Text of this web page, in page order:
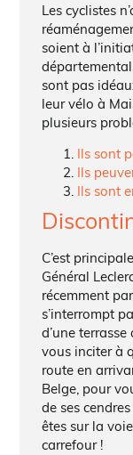
Les cyclistes
soient à
sont pas
leur vélo à
plusieurs
Ils sont
Ils
Ils sont
C’est
Général
récemment
s’interrompt
d’une
vous inciter à
route en
Belge, pour
de ses
êtes sur la
carrefour !